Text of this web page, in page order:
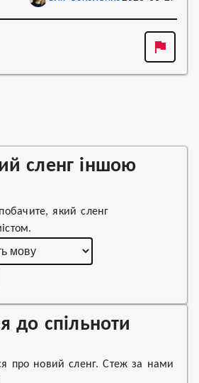
сленг іншою
який сленг
до спільноти
про новий сленг. Стеж за нами